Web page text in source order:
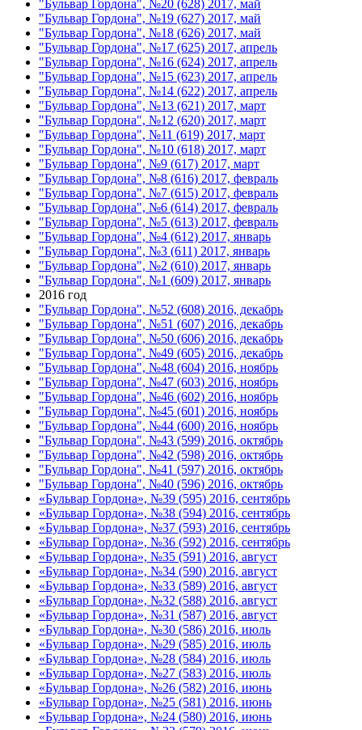
"Бульвар Гордона", №20 (628) 2017, май
"Бульвар Гордона", №19 (627) 2017, май
"Бульвар Гордона", №18 (626) 2017, май
"Бульвар Гордона", №17 (625) 2017, апрель
"Бульвар Гордона", №16 (624) 2017, апрель
"Бульвар Гордона", №15 (623) 2017, апрель
"Бульвар Гордона", №14 (622) 2017, апрель
"Бульвар Гордона", №13 (621) 2017, март
"Бульвар Гордона", №12 (620) 2017, март
"Бульвар Гордона", №11 (619) 2017, март
"Бульвар Гордона", №10 (618) 2017, март
"Бульвар Гордона", №9 (617) 2017, март
"Бульвар Гордона", №8 (616) 2017, февраль
"Бульвар Гордона", №7 (615) 2017, февраль
"Бульвар Гордона", №6 (614) 2017, февраль
"Бульвар Гордона", №5 (613) 2017, февраль
"Бульвар Гордона", №4 (612) 2017, январь
"Бульвар Гордона", №3 (611) 2017, январь
"Бульвар Гордона", №2 (610) 2017, январь
"Бульвар Гордона", №1 (609) 2017, январь
2016 год
"Бульвар Гордона", №52 (608) 2016, декабрь
"Бульвар Гордона", №51 (607) 2016, декабрь
"Бульвар Гордона", №50 (606) 2016, декабрь
"Бульвар Гордона", №49 (605) 2016, декабрь
"Бульвар Гордона", №48 (604) 2016, ноябрь
"Бульвар Гордона", №47 (603) 2016, ноябрь
"Бульвар Гордона", №46 (602) 2016, ноябрь
"Бульвар Гордона", №45 (601) 2016, ноябрь
"Бульвар Гордона", №44 (600) 2016, ноябрь
"Бульвар Гордона", №43 (599) 2016, октябрь
"Бульвар Гордона", №42 (598) 2016, октябрь
"Бульвар Гордона", №41 (597) 2016, октябрь
"Бульвар Гордона", №40 (596) 2016, октябрь
«Бульвар Гордона», №39 (595) 2016, сентябрь
«Бульвар Гордона», №38 (594) 2016, сентябрь
«Бульвар Гордона», №37 (593) 2016, сентябрь
«Бульвар Гордона», №36 (592) 2016, сентябрь
«Бульвар Гордона», №35 (591) 2016, август
«Бульвар Гордона», №34 (590) 2016, август
«Бульвар Гордона», №33 (589) 2016, август
«Бульвар Гордона», №32 (588) 2016, август
«Бульвар Гордона», №31 (587) 2016, август
«Бульвар Гордона», №30 (586) 2016, июль
«Бульвар Гордона», №29 (585) 2016, июль
«Бульвар Гордона», №28 (584) 2016, июль
«Бульвар Гордона», №27 (583) 2016, июль
«Бульвар Гордона», №26 (582) 2016, июнь
«Бульвар Гордона», №25 (581) 2016, июнь
«Бульвар Гордона», №24 (580) 2016, июнь